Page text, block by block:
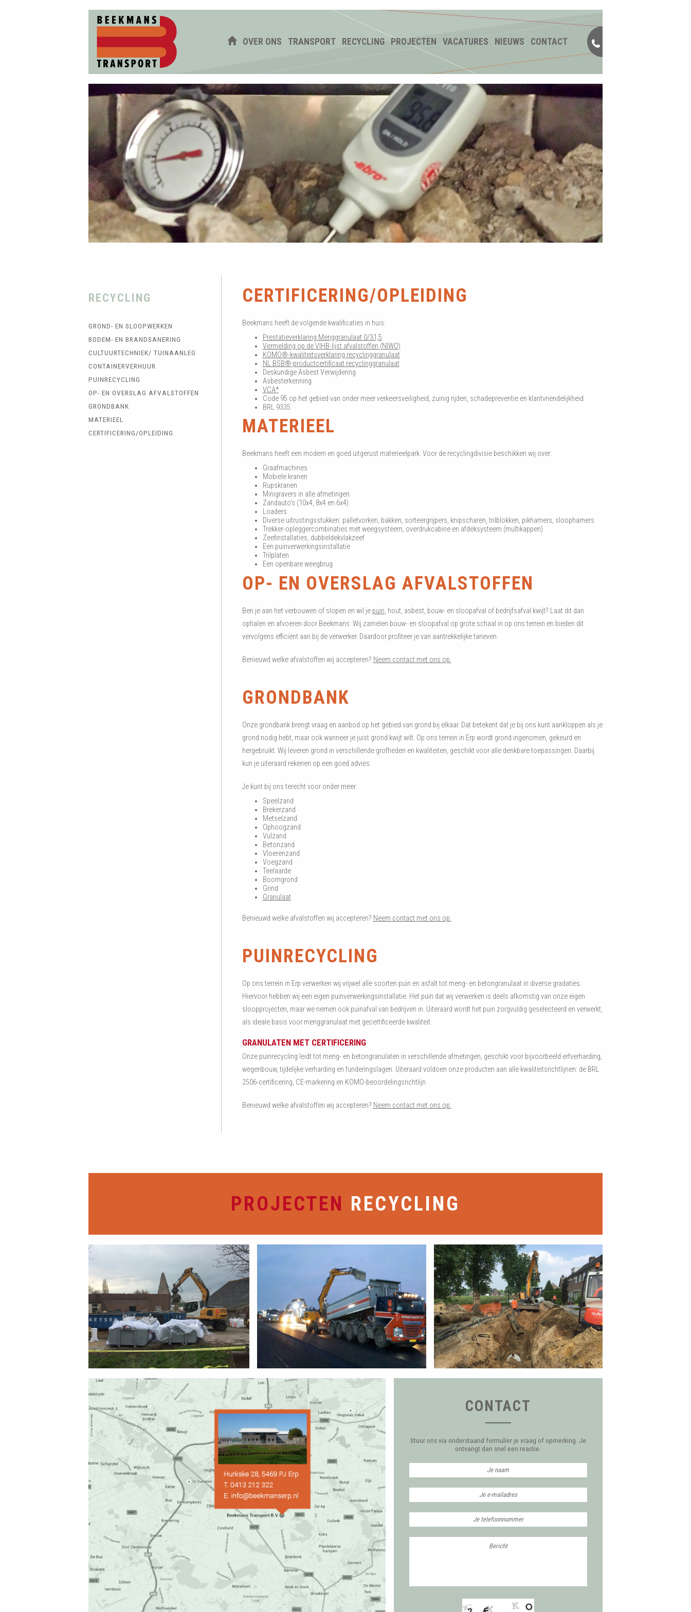
OVER ONS TRANSPORT RECYCLING PROJECTEN VACATURES NIEUWS CONTACT
RECYCLING
GROND- EN SLOOPWERKEN
BODEM- EN BRANDSANERING
CULTUURTECHNIEK/ TUINAANLEG
CONTAINERVERHUUR
PUINRECYCLING
OP- EN OVERSLAG AFVALSTOFFEN
GRONDBANK
MATERIEEL
CERTIFICERING/OPLEIDING
CERTIFICERING/OPLEIDING
Beekmans heeft de volgende kwalificaties in huis:
Prestatieverklaring Menggranulaat 0/31,5
Vermelding op de VIHB-lijst afvalstoffen (NIWO)
KOMO®-kwaliteitsverklaring recyclinggranulaat
NL BSB®-productcertificaat recyclinggranulaat
Deskundige Asbest Verwijdering
Asbesterkenning
VCA*
Code 95 op het gebied van onder meer verkeersveiligheid, zuinig rijden, schadepreventie en klantvriendelijkheid
BRL 9335
MATERIEEL
Beekmans heeft een modern en goed uitgerust materieelpark. Voor de recyclingdivisie beschikken wij over:
Graafmachines
Mobiele kranen
Rupskranen
Minigravers in alle afmetingen
Zandauto’s (10x4, 8x4 en 6x4)
Loaders
Diverse uitrustingsstukken: palletvorken, bakken, sorteergrijpers, knipscharen, trilblokken, pikhamers, sloophamers
Trekker-opleggercombinaties met weegsysteem, overdrukcabine en afdeksysteem (multikappen)
Zeefinstallaties, dubbeldekvlakzeef
Een puinverwerkingsinstallatie
Trilplaten
Een openbare weegbrug
OP- EN OVERSLAG AFVALSTOFFEN
Ben je aan het verbouwen of slopen en wil je puin, hout, asbest, bouw- en sloopafval of bedrijfsafval kwijt? Laat dit dan
ophalen en afvoeren door Beekmans. Wij zamelen bouw- en sloopafval op grote schaal in op ons terrein en bieden dit
vervolgens efficiënt aan bij de verwerker. Daardoor profiteer je van aantrekkelijke tarieven.
Benieuwd welke afvalstoffen wij accepteren? Neem contact met ons op.
GRONDBANK
Onze grondbank brengt vraag en aanbod op het gebied van grond bij elkaar. Dat betekent dat je bij ons kunt aankloppen als je
grond nodig hebt, maar ook wanneer je juist grond kwijt wilt. Op ons terrein in Erp wordt grond ingenomen, gekeurd en
hergebruikt. Wij leveren grond in verschillende grofheden en kwaliteiten, geschikt voor alle denkbare toepassingen. Daarbij
kun je uiteraard rekenen op een goed advies.
Je kunt bij ons terecht voor onder meer:
Speelzand
Brekerzand
Metselzand
Ophoogzand
Vulzand
Betonzand
Vloerenzand
Voegzand
Teelaarde
Boomgrond
Grind
Granulaat
Benieuwd welke afvalstoffen wij accepteren? Neem contact met ons op.
PUINRECYCLING
Op ons terrein in Erp verwerken wij vrijwel alle soorten puin en asfalt tot meng- en betongranulaat in diverse gradaties.
Hiervoor hebben wij een eigen puinverwerkingsinstallatie. Het puin dat wij verwerken is deels afkomstig van onze eigen
sloopprojecten, maar we nemen ook puinafval van bedrijven in. Uiteraard wordt het puin zorgvuldig geselecteerd en verwerkt,
als ideale basis voor menggranulaat met gecertificeerde kwaliteit.
GRANULATEN MET CERTIFICERING
Onze puinrecycling leidt tot meng- en betongranulaten in verschillende afmetingen, geschikt voor bijvoorbeeld erfverharding,
wegenbouw, tijdelijke verharding en funderingslagen. Uiteraard voldoen onze producten aan alle kwaliteitsrichtlijnen: de BRL
2506-certificering, CE-markering en KOMO-beoordelingsrichtlijn.
Benieuwd welke afvalstoffen wij accepteren? Neem contact met ons op.
PROJECTEN RECYCLING
CONTACT
Stuur ons via onderstaand formulier je vraag of opmerking. Je
ontvangt dan snel een reactie.